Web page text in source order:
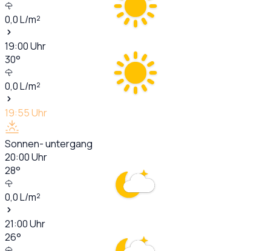
0,0L/m²
19:00Uhr
30°
0,0L/m²
19:55Uhr
Sonnen- untergang
20:00Uhr
28°
0,0L/m²
21:00Uhr
26°